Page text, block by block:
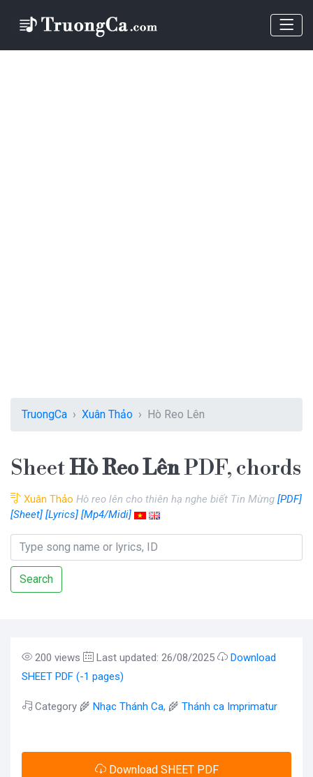
TruongCa Xuân Thảo Hò Reo Lên
SheetHò Reo LênPDF, chords
Xuân Thảo Hò reo lên cho thiên hạ nghe biết Tin Mừng [PDF]
[Sheet] [Lyrics] [Mp4/Midi]
Search
200 views Last updated: 26/08/2025
Download
SHEET PDF (-1 pages)
Category 🌾 Nhạc Thánh Ca, 🌾 Thánh ca Imprimatur
Download SHEET PDF